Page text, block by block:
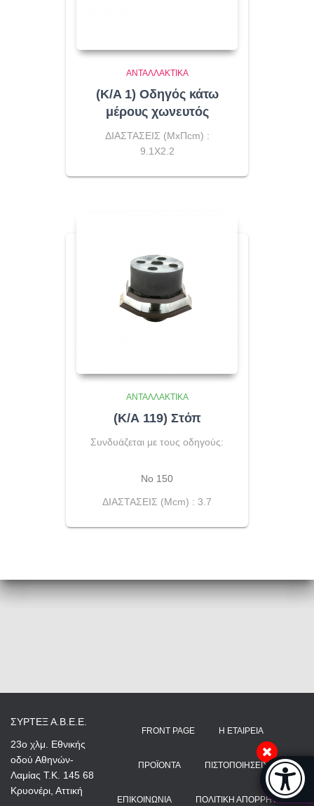
Μπάρα
ΑΝΤΑΛΛΑΚΤΙΚΆ
(K/A 1) Οδηγός κάτω
μέρους χωνευτός
ΔΙΑΣΤΑΣΕΙΣ (ΜxΠcm) :
9.1X2.2
ΑΝΤΑΛΛΑΚΤΙΚΆ
(Κ/Α 119) Στόπ
Συνδυάζεται με τους οδηγούς:
Νο 150
ΔΙΑΣΤΑΣΕΙΣ (Μcm) : 3.7
ΣΥΡΤΕΞ Α.Β.Ε.Ε.
23ο χλμ. Εθνικής
οδού Αθηνών-
Λαμίας Τ.Κ. 145 68
Κρυονέρι, Αττική
FRONT PAGE Η ΕΤΑΙΡΕΊΑ
ΠΡΟΪΌΝΤΑ ΠΙΣΤΟΠΟΙΉΣΕΙΣ
ΕΠΙΚΟΙΝΩΝΊΑ ΠΟΛΙΤΙΚΉ ΑΠΟΡΡΉΤΟΥ